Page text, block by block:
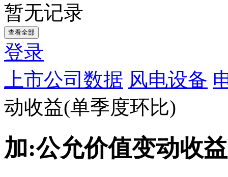
暂无记录
查看全部
登录
上市公司数据 风电设备
动收益(单季度环比)
加:公允价值变动收